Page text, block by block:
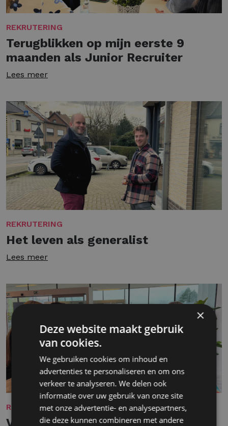
REKRUTERING
Terugblikken op mijn eerste 9
maanden als Junior Recruiter
Lees meer
REKRUTERING
Het leven als generalist
Lees meer
REKRUTERING
Van onverwachte kans tot
×
Deze website maakt gebruik
van cookies.
We gebruiken cookies om inhoud en
advertenties te personaliseren en om ons
verkeer te analyseren. We delen ook
informatie over uw gebruik van onze site
met onze advertentie- en analysepartners,
die deze kunnen combineren met andere